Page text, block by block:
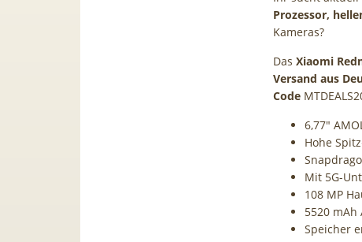
Prozessor,
Kameras?
Das Xiaomi
Versand aus
Code
6,77″
Hohe
Mit 5G-
108 MP
5520 mAh
Speicher